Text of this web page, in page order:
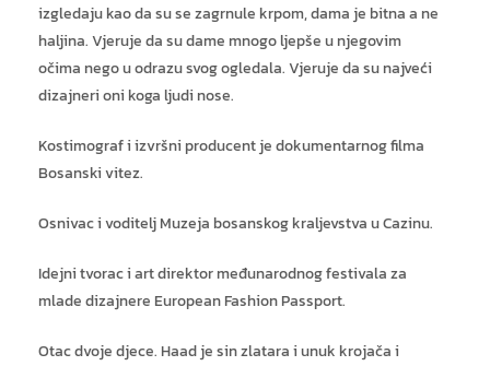
izgledaju kao da su se zagrnule krpom, dama je bitna a ne
haljina. Vjeruje da su dame mnogo ljepše u njegovim
očima nego u odrazu svog ogledala. Vjeruje da su najveći
dizajneri oni koga ljudi nose.
Kostimograf i izvršni producent je dokumentarnog filma
Bosanski vitez.
Osnivac i voditelj Muzeja bosanskog kraljevstva u Cazinu.
Idejni tvorac i art direktor međunarodnog festivala za
mlade dizajnere European Fashion Passport.
Otac dvoje djece. Haad je sin zlatara i unuk krojača i